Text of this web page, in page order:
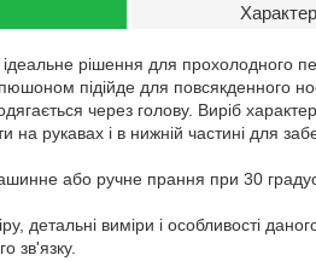
рішення для прохолодного
підійде для повсякденного
через голову. Виріб
на рукавах і в нижній частині для
або ручне прання при 30
детальні виміри і особливості
зв'язку.